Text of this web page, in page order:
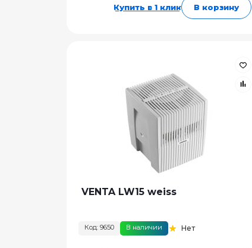
Купить в 1 клик В корзину
VENTA LW15 weiss
Код: 9650 В наличии Нет